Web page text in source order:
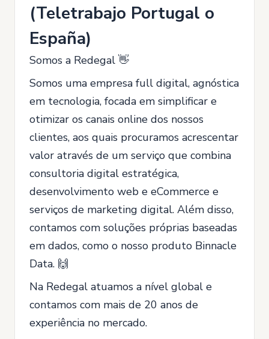
(Teletrabajo Portugal o
España)
Somos a Redegal 👋
Somos uma empresa full digital, agnóstica
em tecnologia, focada em simplificar e
otimizar os canais online dos nossos
clientes, aos quais procuramos acrescentar
valor através de um serviço que combina
consultoria digital estratégica,
desenvolvimento web e eCommerce e
serviços de marketing digital. Além disso,
contamos com soluções próprias baseadas
em dados, como o nosso produto Binnacle
Data. 🙌
Na Redegal atuamos a nível global e
contamos com mais de 20 anos de
experiência no mercado.